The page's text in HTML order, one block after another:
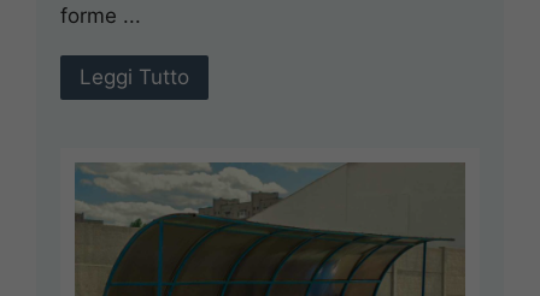
forme ...
Leggi Tutto